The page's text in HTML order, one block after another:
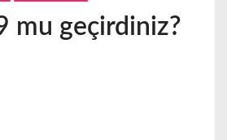
mu geçirdiniz?